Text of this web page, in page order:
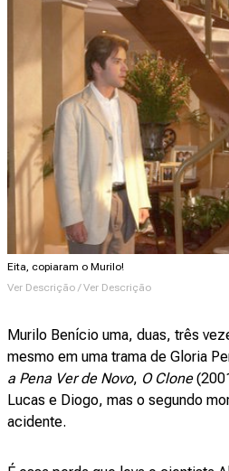
Eita, copiaram o Murilo!
Ver Descrição / Ver Descrição
Murilo Benício uma, duas, três
mesmo em uma trama de Gloria
a Pena Ver de Novo, O Clone
Lucas e Diogo, mas o segundo
acidente.